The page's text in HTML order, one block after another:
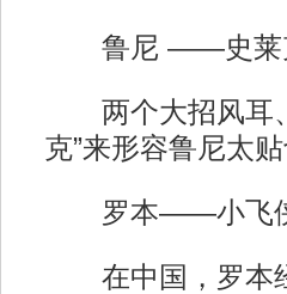
鲁尼 ——史莱
两个大招风耳、
克”来形容鲁尼太贴
罗本——小飞
在中国，罗本经